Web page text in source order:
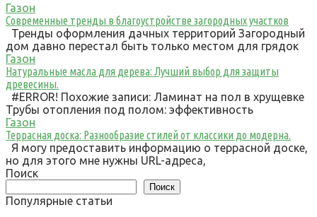
Газон
Современные тренды в благоустройстве загородных участков
Тренды оформления дачных территорий Загородный
дом давно перестал быть только местом для грядок
Газон
Натуральные масла для дерева: Лучший выбор для защиты
древесины.
#ERROR! Похожие записи: Ламинат на пол в хрущевке
Трубы отопления под полом: эффективность
Газон
Террасная доска: Разнообразие стилей от классики до модерна.
Я могу предоставить информацию о террасной доске,
но для этого мне нужны URL-адреса,
Поиск
Поиск
Популярные статьи